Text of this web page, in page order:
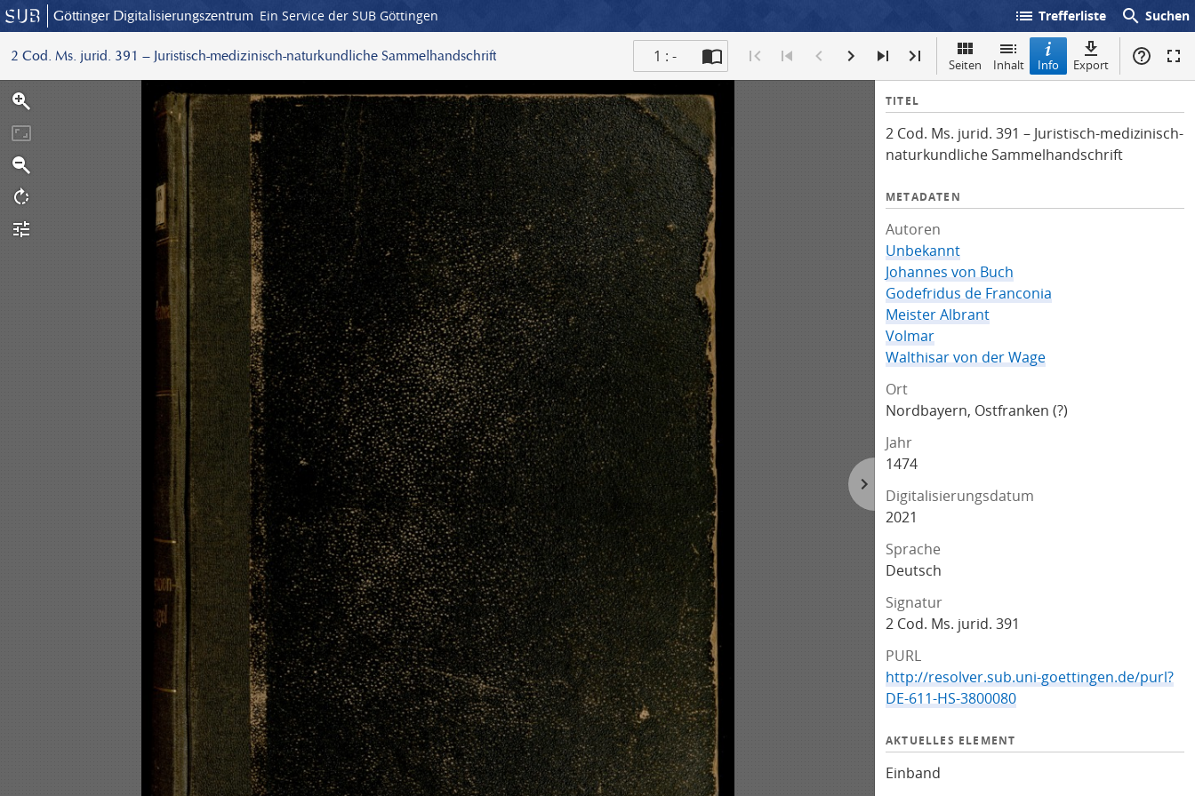
Göttinger Digitalisierungszentrum Ein Service der SUB Göttingen list Trefferliste search Suchen
2 Cod. Ms. jurid. 391 – Juristisch-medizinisch-naturkundliche Sammelhandschrift 1 : - Seiten Inhalt Info Export
I
f
o
TITEL
2 Cod. Ms. jurid. 391 – Juristisch-medizinisch-
naturkundliche Sammelhandschrift
METADATEN
Autoren
Unbekannt
Johannes von Buch
Godefridus de Franconia
Meister Albrant
Volmar
Walthisar von der Wage
Ort
Nordbayern, Ostfranken (?)
Jahr
1474
Digitalisierungsdatum
2021
Sprache
Deutsch
Signatur
2 Cod. Ms. jurid. 391
PURL
http://resolver.sub.uni-goettingen.de/purl?
DE-611-HS-3800080
AKTUELLES ELEMENT
Einband